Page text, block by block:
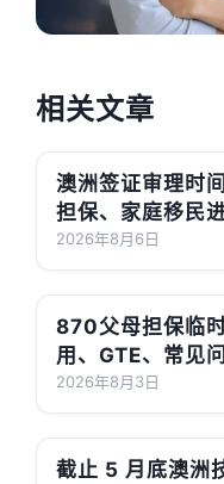
相关文章
澳洲签证审理时
担保、家庭移民
2026年8月6日
870父母担保临
用、GTE、常见
2026年8月3日
截止 5 月底澳洲